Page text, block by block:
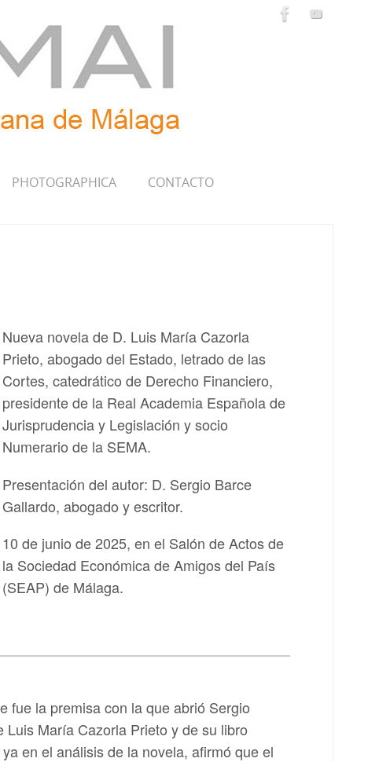
PHOTOGRAPHICA CONTACTO
Nueva novela de D. Luis María Cazorla
Prieto, abogado del Estado, letrado de las
Cortes, catedrático de Derecho Financiero,
presidente de la Real Academia Española de
Jurisprudencia y Legislación y socio
Numerario de la SEMA.
Presentación del autor: D. Sergio Barce
Gallardo, abogado y escritor.
10 de junio de 2025, en el Salón de Actos de
la Sociedad Económica de Amigos del País
(SEAP) de Málaga.
fue la premisa con la que abrió Sergio
María Cazorla Prieto y de su libro
en el análisis de la novela, afirmó que el